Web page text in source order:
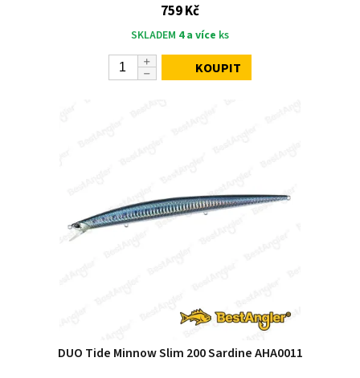
759 Kč
SKLADEM 4 a více ks
KOUPIT
DUO Tide Minnow Slim 200 Sardine AHA0011